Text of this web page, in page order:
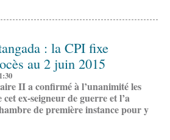
: la CPI fixe
au 2 juin 2015
II a confirmé à l’unanimité les
ex-seigneur de guerre et l’a
de première instance pour y